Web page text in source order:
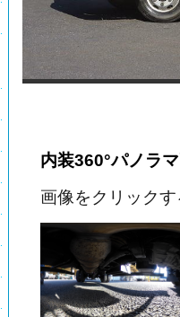
内装360°パノラ
画像をクリック